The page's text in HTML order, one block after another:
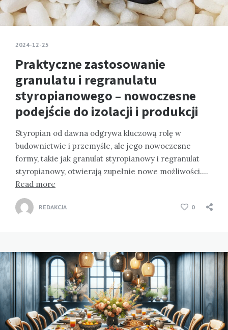
2024-12-25
Praktyczne zastosowanie
granulatu i regranulatu
styropianowego – nowoczesne
podejście do izolacji i produkcji
Styropian od dawna odgrywa kluczową rolę w
budownictwie i przemyśle, ale jego nowoczesne
formy, takie jak granulat styropianowy i regranulat
styropianowy, otwierają zupełnie nowe możliwości….
Read more
REDAKCJA 0